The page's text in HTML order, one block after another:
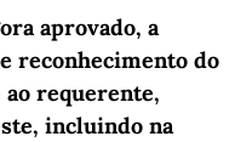
aprovado, a
reconhecimento do
requerente,
incluindo na